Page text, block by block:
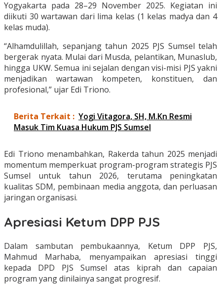
Yogyakarta pada 28–29 November 2025. Kegiatan ini
diikuti 30 wartawan dari lima kelas (1 kelas madya dan 4
kelas muda).
“Alhamdulillah, sepanjang tahun 2025 PJS Sumsel telah
bergerak nyata. Mulai dari Musda, pelantikan, Munaslub,
hingga UKW. Semua ini sejalan dengan visi-misi PJS yakni
menjadikan wartawan kompeten, konstituen, dan
profesional,” ujar Edi Triono.
Berita Terkait : Yogi Vitagora, SH, M.Kn Resmi
Masuk Tim Kuasa Hukum PJS Sumsel
Edi Triono menambahkan, Rakerda tahun 2025 menjadi
momentum memperkuat program-program strategis PJS
Sumsel untuk tahun 2026, terutama peningkatan
kualitas SDM, pembinaan media anggota, dan perluasan
jaringan organisasi.
Apresiasi Ketum DPP PJS
Dalam sambutan pembukaannya, Ketum DPP PJS,
Mahmud Marhaba, menyampaikan apresiasi tinggi
kepada DPD PJS Sumsel atas kiprah dan capaian
program yang dinilainya sangat progresif.